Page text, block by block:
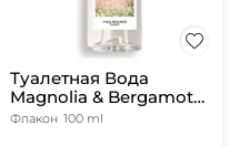
Туалетная Вода
Magnolia & Bergamote,
100 мл
Флакон 100 ml